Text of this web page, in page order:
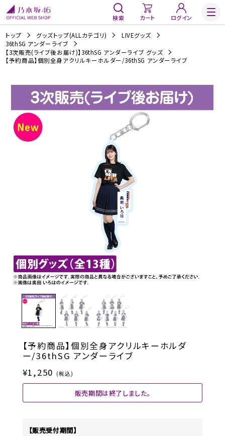
検索 カート ログイン
トップ グッズトップ(ALLカテゴリ)
LIVEグッズ
36thSG アンダーライブ
【3次販売(ライブ後お届け)】36thSG アンダーライブ グッズ
【予約商品】個別全身アクリルキーホルダー/36thSG アンダーライブ
【予約商品】個別全身アクリルキーホルダ
ー/36thSG アンダーライブ
¥1,250 (税込)
販売期間は終了しました。
【販売受付期間】